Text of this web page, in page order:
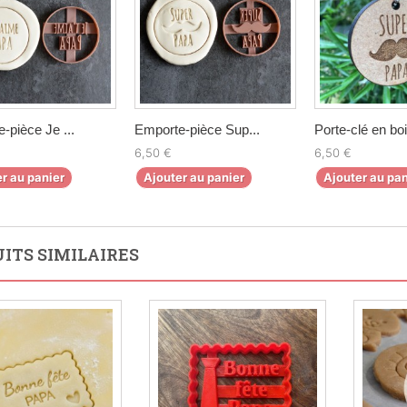
pièce Je ...
au panier
Emporte-pièce Sup...
6,50 €
Ajouter au panier
Porte-clé en
6,50 €
Ajouter au
SIMILAIRES